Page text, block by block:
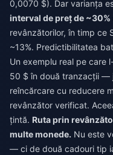
0,0070 $). Dar varianța
interval de preț de ~30%
revânzătorilor, în timp ce
~13%. Predictibilitatea
Un exemplu real pe care
50 $ în două tranzacții —
reîncărcare cu reducere
revânzător verificat.
țintă. Ruta prin
multe monede. Nu este
— ci de două cadouri tip